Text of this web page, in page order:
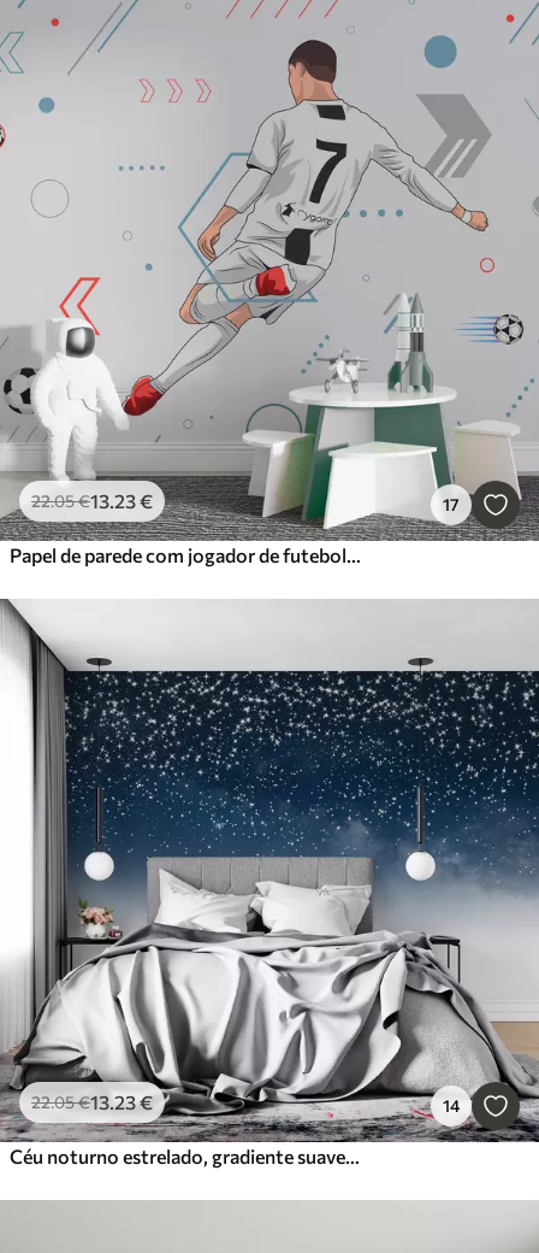
22.05€13.23€ 17
Papel de parede com jogador de futebol e atributos de futebol
22.05€13.23€ 14
Céu noturno estrelado, gradiente suave, cósmico, constelações